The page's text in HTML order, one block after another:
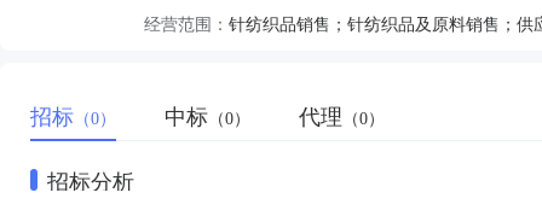
经营范围：
招标 （0） 中标 （0） 代理 （0）
招标分析